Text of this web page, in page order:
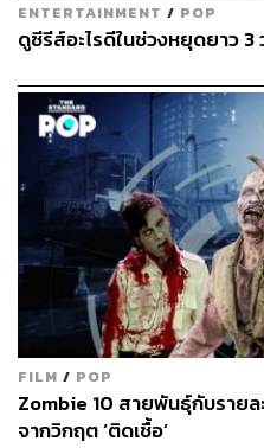
ENTERTAINMENT / POP
ดูซีรีส์อะไรดีในช่วงหยุดยาว 3
FILM / POP
Zombie 10 สายพันธ์ุกับรายล
จากวิกฤต ‘ติดเชื้อ’